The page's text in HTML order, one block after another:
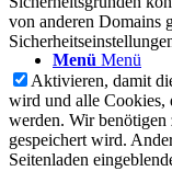
Menü Menü
von anderen Domains
Aktivieren, damit
wird und alle Cookies,
werden. Wir
gespeichert wird.
Seitenladen